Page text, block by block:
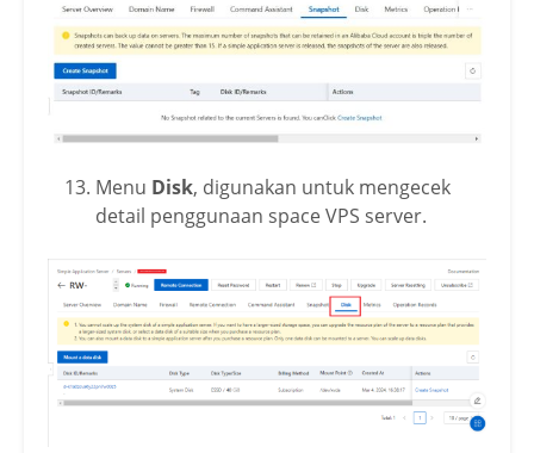
Menu Disk, digunakan untuk mengecek
detail penggunaan space VPS server.